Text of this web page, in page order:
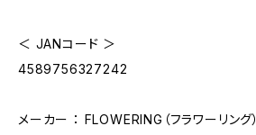
＜ JANコード ＞
4589756327242
メーカー ： FLOWERING（フラワーリング）